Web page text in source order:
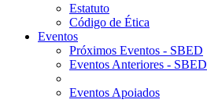
Estatuto
Código de Ética
Eventos
Próximos Eventos - SBED
Eventos Anteriores - SBED
Eventos Apoiados